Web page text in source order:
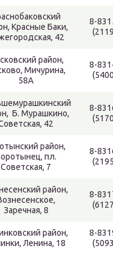
Красные Баки,
42
8-
район,
Мичурина,
58А
8-
Б. Мурашкино,
42
8-
район,
пл.
Советская, 7
8-
район,
Заречная, 8
8-
район,
Ленина, 18
8-